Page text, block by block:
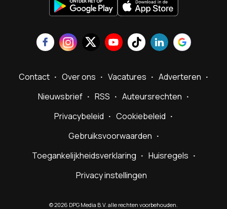
Contact Over ons Vacatures
Adverteren
Nieuwsbrief
RSS
Auteursrechten
Privacybeleid
Cookiebeleid
Gebruiksvoorwaarden
Toegankelijkheidsverklaring
Huisregels
Privacy instellingen
©2026 DPG Media B.V. alle rechten voorbehouden.